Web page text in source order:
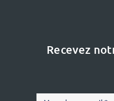
Recevez